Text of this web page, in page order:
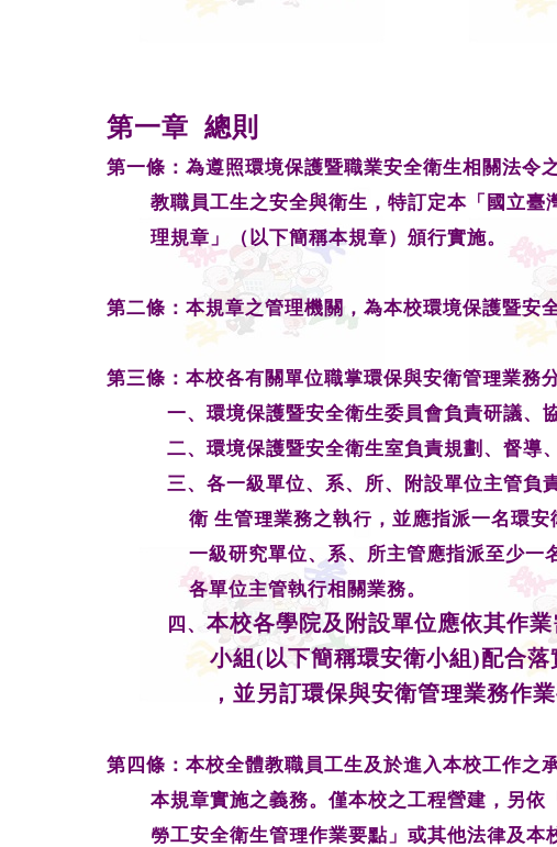
第一章 總則
第一條：為遵照環境保護暨職業安全衛生相關法令
教職員工生之安全與衛生， 特訂定本「國立臺
理規章」（以下簡稱本規章）頒行實施。
第二條：本規章之管理機關，為本校環境保護暨安
第三條：本校各有關單位職掌環保與安衛管理業務
一、環境保護暨安全衛生委員會負責研議、
二、環境保護暨安全衛生室負責規劃、督導
三、各一級單位、系、所、附設單位主管負
衛 生管理業務之執行， 並應指派一名環
一級研究單位、系、所主管應指派至少一
各單位主管執行相關業務。
四、 本校各學院及附設單位應依其作
小組(以下簡稱環安衛小組)配合落
，並另訂環保與安衛管理業務作業
第四條：本校全體教職員工生及於進入本校工作之
本規章實施之義務。僅本校之工程營建，另依
勞工安全衛生管理作業要點」或其他法律及本